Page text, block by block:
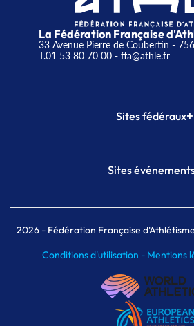
La Fédération Française
33 Avenue Pierre de Coubertin -
T.01 53 80 70 00- ffa@athle.fr
Sites fédéraux+
Plateforme
Sites
Meeting de Paris
MAIF Ekiden de
2026- Fédération Française
Conditions d'utilisation - Mentions